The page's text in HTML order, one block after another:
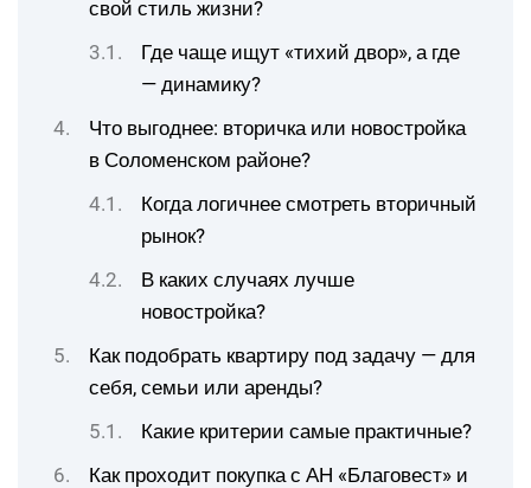
свой стиль жизни?
Где чаще ищут «тихий двор», а где
— динамику?
Что выгоднее: вторичка или новостройка
в Соломенском районе?
Когда логичнее смотреть вторичный
рынок?
В каких случаях лучше
новостройка?
Как подобрать квартиру под задачу — для
себя, семьи или аренды?
Какие критерии самые практичные?
Как проходит покупка с АН «Благовест» и